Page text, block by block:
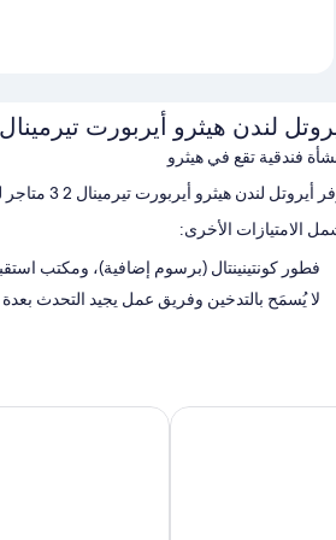
لندن هيثرو أيربورت تيرمينال 2 3
فندقية تقع في هيثرو
لندن هيثرو أيربورت تيرمينال 2 3 متاجر للمصممين في المنشأة وغير ذلك الكثير.يُمكن للنزلاء الاتصال بواي فاي مجاني داخل الغرفة.
الامتيازات الأخرى:
فطور كونتينينتال (برسوم إضافية)، ومكتب استقبال مفتوح 24
لا يُسمَح بالتدخين وفريق عمل يجيد التحدث
توفر جميع الغرف الـ 82 وسائل
هيلتون جاردن إن لندن